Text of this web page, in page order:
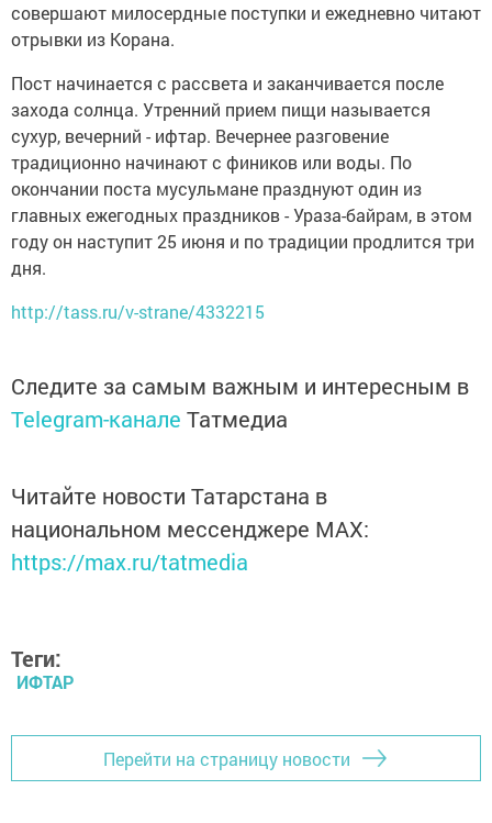
совершают милосердные поступки и ежедневно читают
отрывки из Корана.
Пост начинается с рассвета и заканчивается после
захода солнца. Утренний прием пищи называется
сухур, вечерний - ифтар. Вечернее разговение
традиционно начинают с фиников или воды. По
окончании поста мусульмане празднуют один из
главных ежегодных праздников - Ураза-байрам, в этом
году он наступит 25 июня и по традиции продлится три
дня.
http://tass.ru/v-strane/4332215
Следите за самым важным и интересным в
Telegram-канале Татмедиа
Читайте новости Татарстана в
национальном мессенджере MАХ:
https://max.ru/tatmedia
Теги:
ИФТАР
Перейти на страницу новости